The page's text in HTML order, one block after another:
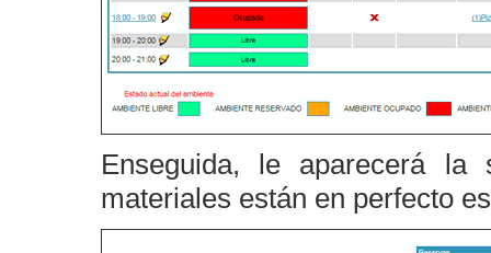
Enseguida, le aparecerá
materiales están en perfecto